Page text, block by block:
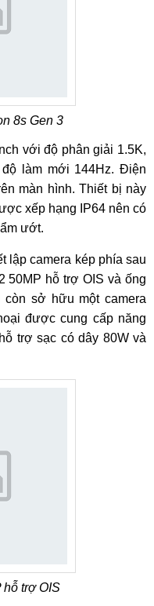
8s Gen 3
với độ phân giải 1.5K,
làm mới 144Hz. Điện
màn hình. Thiết bị này
xếp hạng IP64 nên có
ướt.
lập camera kép phía sau
50MP hỗ trợ OIS và ống
còn sở hữu một camera
được cung cấp năng
trợ sạc có dây 80W và
hỗ trợ OIS